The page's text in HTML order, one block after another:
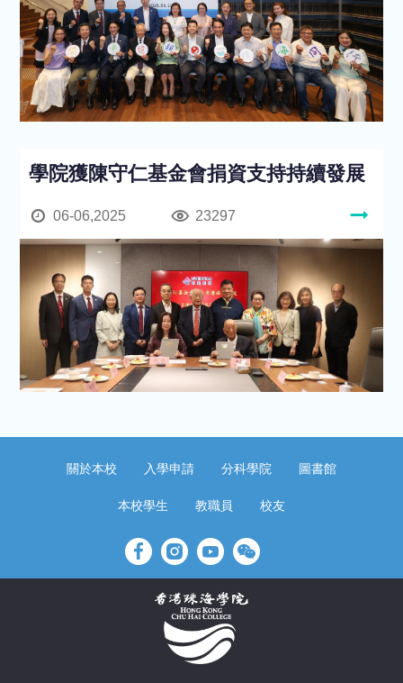
學院獲陳守仁基金會捐資支持持續發展
06-06,2025 23297
關於本校 入學申請 分科學院 圖書館
本校學生 教職員 校友